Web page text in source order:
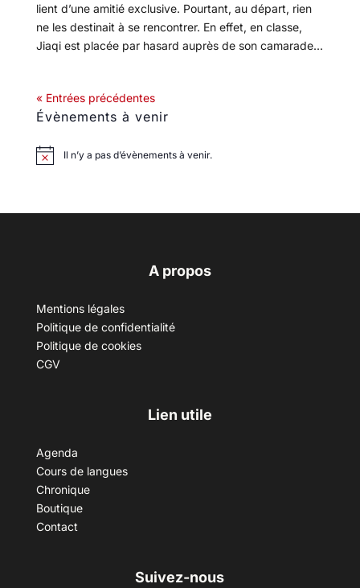
lient d’une amitié exclusive. Pourtant, au départ, rien
ne les destinait à se rencontrer. En effet, en classe,
Jiaqi est placée par hasard auprès de son camarade...
« Entrées précédentes
Évènements à venir
Il n’y a pas d’évènements à venir.
A propos
Mentions légales
Politique de confidentialité
Politique de cookies
CGV
Lien utile
Agenda
Cours de langues
Chronique
Boutique
Contact
Suivez-nous